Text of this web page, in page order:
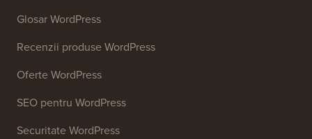
Glosar WordPress
Recenzii produse WordPress
Oferte WordPress
SEO pentru WordPress
Securitate WordPress